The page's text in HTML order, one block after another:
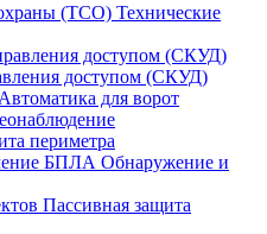
Технические
доступом (СКУД)
Автоматика для ворот
периметра
Обнаружение и
Пассивная защита